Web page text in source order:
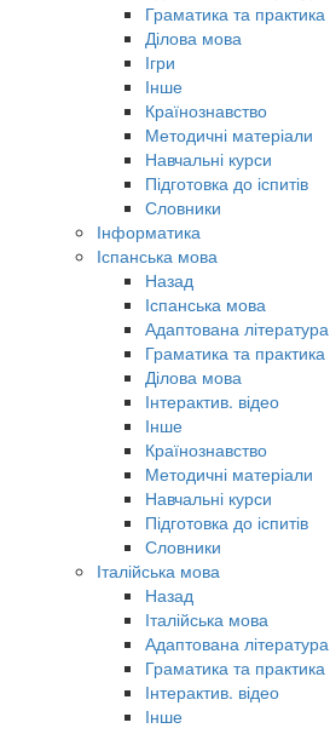
Граматика та практика
Ділова мова
Ігри
Інше
Країнознавство
Методичні матеріали
Навчальні курси
Підготовка до іспитів
Словники
Інформатика
Іспанська мова
Назад
Іспанська мова
Адаптована література
Граматика та практика
Ділова мова
Інтерактив. відео
Інше
Країнознавство
Методичні матеріали
Навчальні курси
Підготовка до іспитів
Словники
Італійська мова
Назад
Італійська мова
Адаптована література
Граматика та практика
Інтерактив. відео
Інше